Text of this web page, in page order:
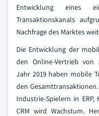
Entwicklung eines
Transaktionskanals
Nachfrage des Marktes
Die Entwicklung der
den Online-Vertrieb von
Jahr 2019 haben mobile
den
Industrie-Spielern in
CRM wird Wachstum.